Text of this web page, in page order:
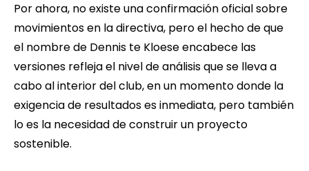
Por ahora, no existe una confirmación oficial sobre
movimientos en la directiva, pero el hecho de que
el nombre de Dennis te Kloese encabece las
versiones refleja el nivel de análisis que se lleva a
cabo al interior del club, en un momento donde la
exigencia de resultados es inmediata, pero también
lo es la necesidad de construir un proyecto
sostenible.